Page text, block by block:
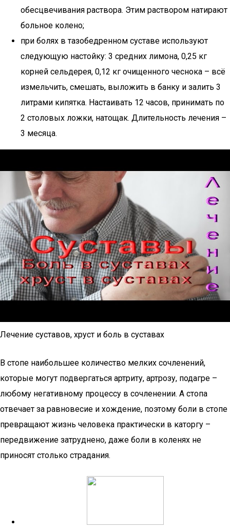
обесцвечивания раствора. Этим раствором натирают
больное колено;
при болях в тазобедренном суставе используют
следующую настойку: 3 средних лимона, 0,25 кг
корней сельдерея, 0,12 кг очищенного чеснока – всё
измельчить, смешать, выложить в банку и залить 3
литрами кипятка. Настаивать 12 часов, принимать по
2 столовых ложки, натощак. Длительность лечения –
3 месяца.
Лечение суставов, хруст и боль в суставах
В стопе наибольшее количество мелких сочленений,
которые могут подвергаться артриту, артрозу, подагре –
любому негативному процессу в сочленении. А стопа
отвечает за равновесие и хождение, поэтому боли в стопе
превращают жизнь человека практически в каторгу –
передвижение затруднено, даже боли в коленях не
приносят столько страдания.